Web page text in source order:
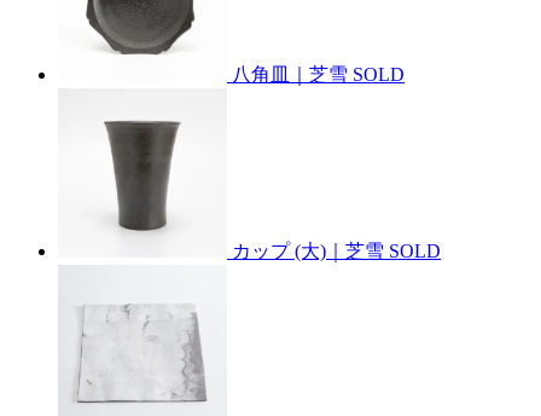
八角皿｜芝雪 SOLD
カップ (大)｜芝雪 SOLD